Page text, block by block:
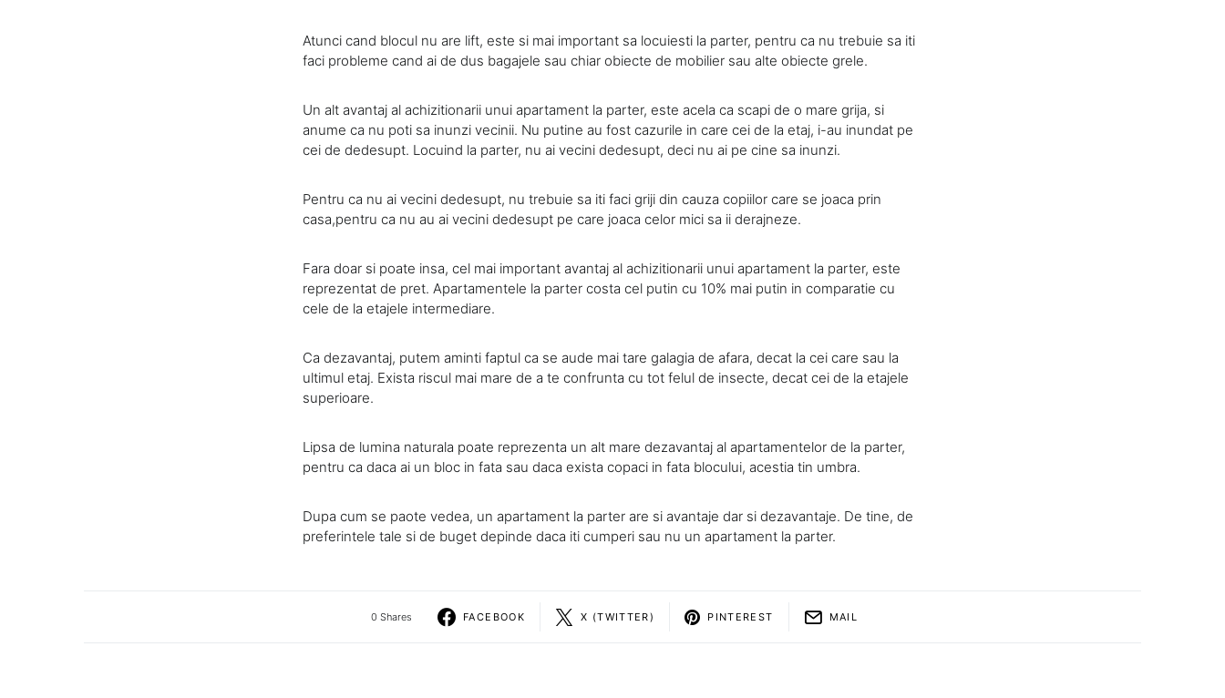
Atunci cand blocul nu are lift, este si mai important sa locuiesti la parter, pentru ca nu trebuie sa iti
faci probleme cand ai de dus bagajele sau chiar obiecte de mobilier sau alte obiecte grele.
Un alt avantaj al achizitionarii unui apartament la parter, este acela ca scapi de o mare grija, si
anume ca nu poti sa inunzi vecinii. Nu putine au fost cazurile in care cei de la etaj, i-au inundat pe
cei de dedesupt. Locuind la parter, nu ai vecini dedesupt, deci nu ai pe cine sa inunzi.
Pentru ca nu ai vecini dedesupt, nu trebuie sa iti faci griji din cauza copiilor care se joaca prin
casa,pentru ca nu au ai vecini dedesupt pe care joaca celor mici sa ii derajneze.
Fara doar si poate insa, cel mai important avantaj al achizitionarii unui apartament la parter, este
reprezentat de pret. Apartamentele la parter costa cel putin cu 10% mai putin in comparatie cu
cele de la etajele intermediare.
Ca dezavantaj, putem aminti faptul ca se aude mai tare galagia de afara, decat la cei care sau la
ultimul etaj. Exista riscul mai mare de a te confrunta cu tot felul de insecte, decat cei de la etajele
superioare.
Lipsa de lumina naturala poate reprezenta un alt mare dezavantaj al apartamentelor de la parter,
pentru ca daca ai un bloc in fata sau daca exista copaci in fata blocului, acestia tin umbra.
Dupa cum se paote vedea, un apartament la parter are si avantaje dar si dezavantaje. De tine, de
preferintele tale si de buget depinde daca iti cumperi sau nu un apartament la parter.
0 Shares FACEBOOK X (TWITTER) PINTEREST MAIL